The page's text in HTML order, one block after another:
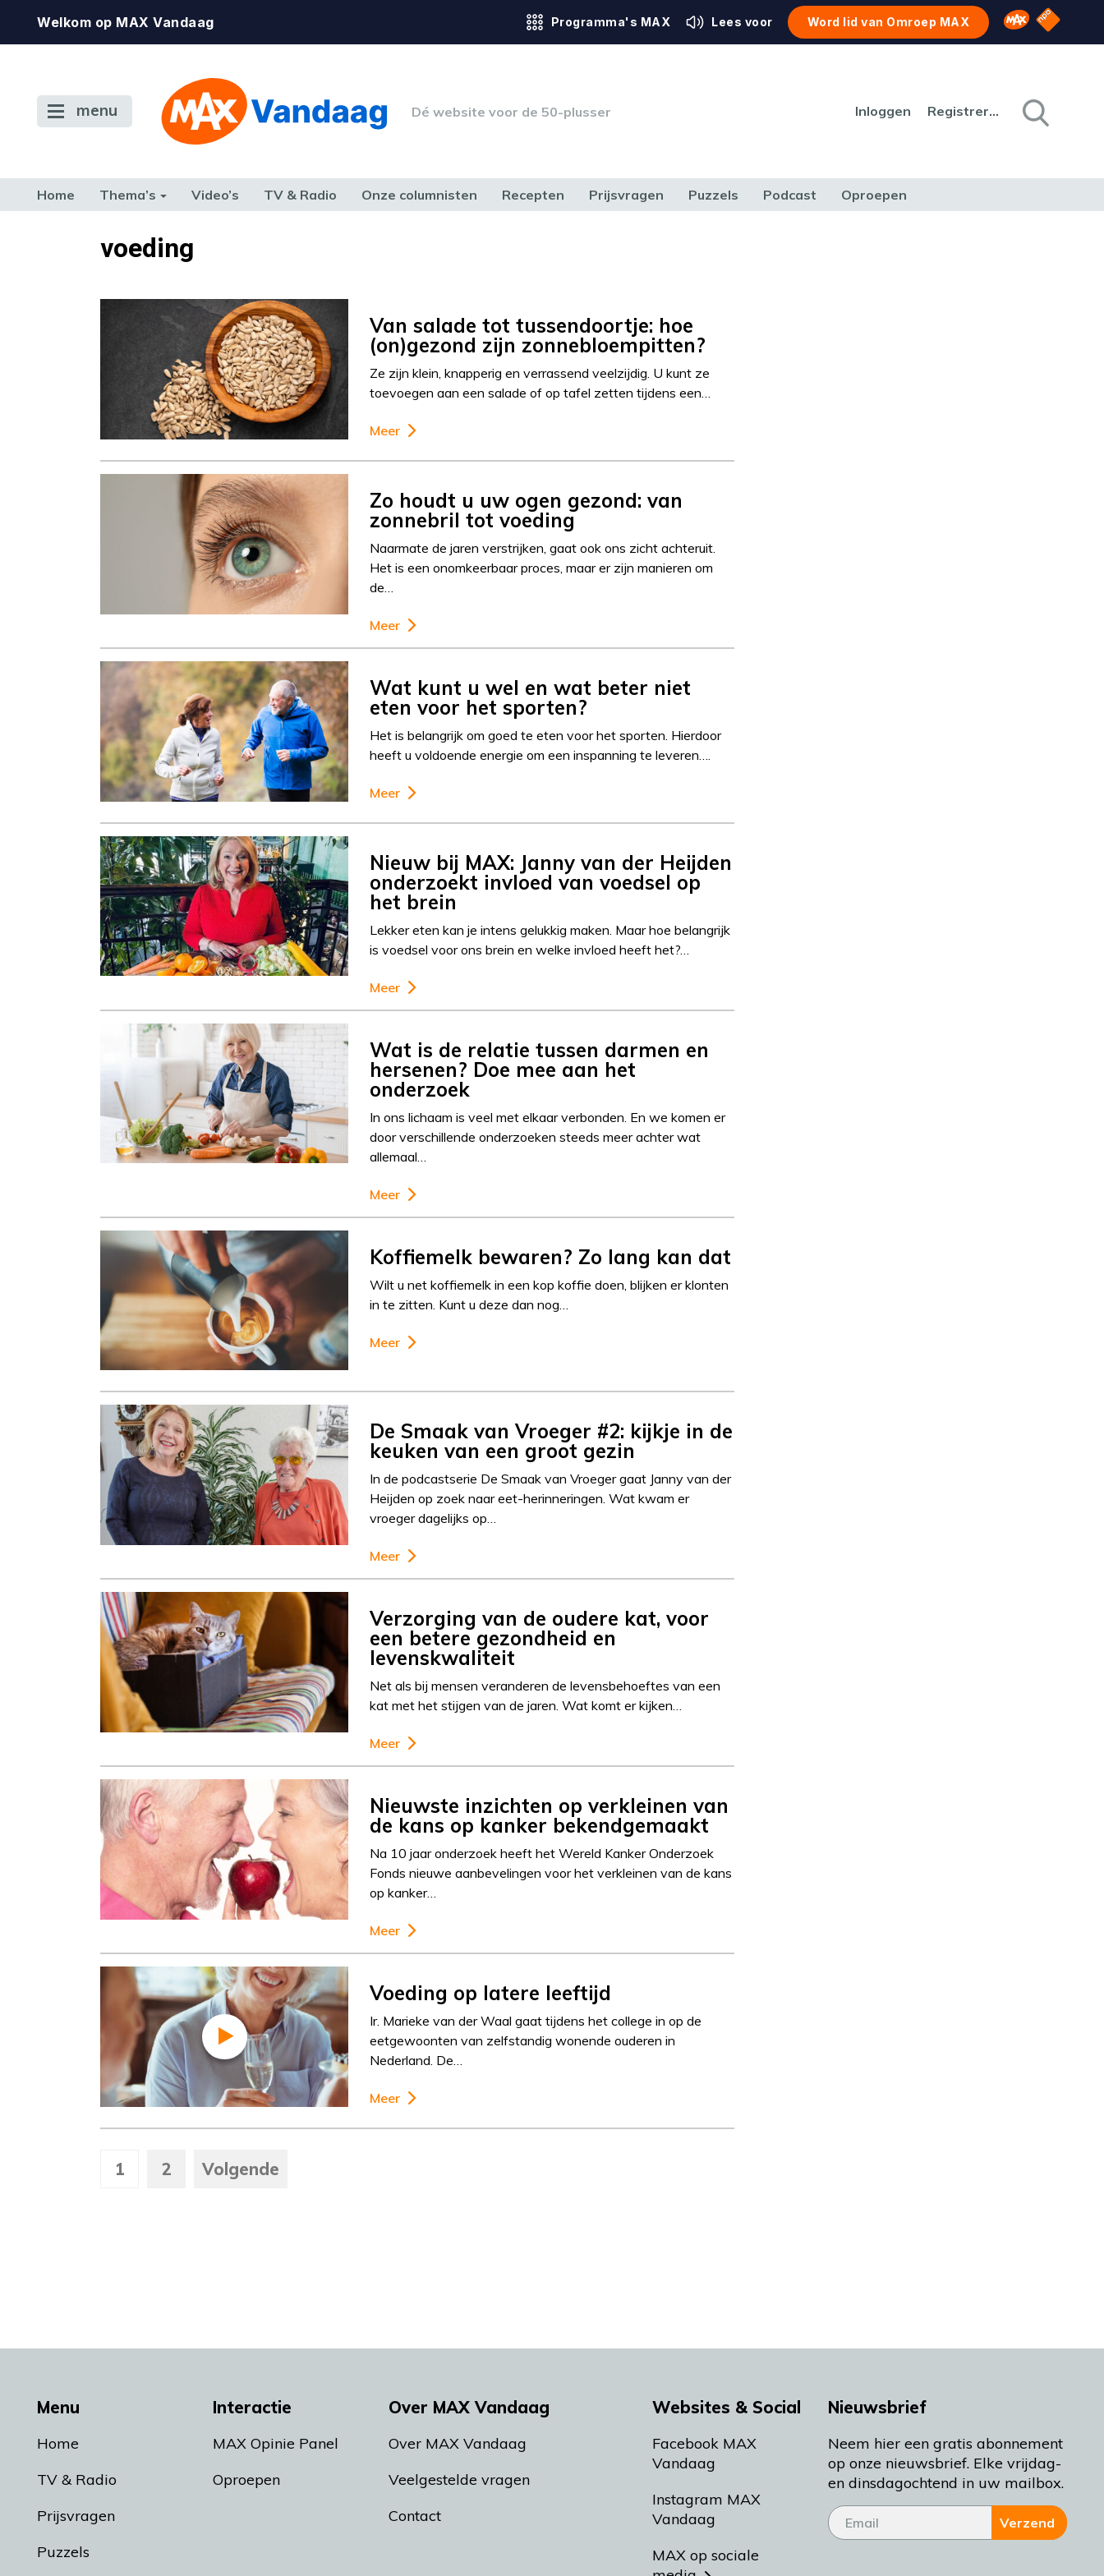
Welkom op MAX Vandaag Programma's MAX Lees voor Word lid van Omroep MAX Omroep MAX
NPO
menu Dé website voor de 50-plusser Inloggen Registreren
Home Thema’s Video’s TV & Radio Onze columnisten Recepten Prijsvragen Puzzels Podcast Oproepen
TERUG NAAR TOENvoeding
Van salade tot tussendoortje: hoe
(on)gezond zijn zonnebloempitten?
Ze zijn klein, knapperig en verrassend veelzijdig. U kunt ze
toevoegen aan een salade of op tafel zetten tijdens een…
Meer
Zo houdt u uw ogen gezond: van
zonnebril tot voeding
Naarmate de jaren verstrijken, gaat ook ons zicht achteruit.
Het is een onomkeerbaar proces, maar er zijn manieren om
de…
Meer
Wat kunt u wel en wat beter niet
eten voor het sporten?
Het is belangrijk om goed te eten voor het sporten. Hierdoor
heeft u voldoende energie om een inspanning te leveren….
Meer
Nieuw bij MAX: Janny van der Heijden
onderzoekt invloed van voedsel op
het brein
Lekker eten kan je intens gelukkig maken. Maar hoe belangrijk
is voedsel voor ons brein en welke invloed heeft het?…
Meer
Wat is de relatie tussen darmen en
hersenen? Doe mee aan het
onderzoek
In ons lichaam is veel met elkaar verbonden. En we komen er
door verschillende onderzoeken steeds meer achter wat
allemaal…
Meer
Koffiemelk bewaren? Zo lang kan dat
Wilt u net koffiemelk in een kop koffie doen, blijken er klonten
in te zitten. Kunt u deze dan nog…
Meer
De Smaak van Vroeger #2: kijkje in de
keuken van een groot gezin
In de podcastserie De Smaak van Vroeger gaat Janny van der
Heijden op zoek naar eet-herinneringen. Wat kwam er
vroeger dagelijks op…
Meer
Verzorging van de oudere kat, voor
een betere gezondheid en
levenskwaliteit
Net als bij mensen veranderen de levensbehoeftes van een
kat met het stijgen van de jaren. Wat komt er kijken…
Meer
Nieuwste inzichten op verkleinen van
de kans op kanker bekendgemaakt
Na 10 jaar onderzoek heeft het Wereld Kanker Onderzoek
Fonds nieuwe aanbevelingen voor het verkleinen van de kans
op kanker…
Meer
Voeding op latere leeftijd
Ir. Marieke van der Waal gaat tijdens het college in op de
eetgewoonten van zelfstandig wonende ouderen in
Nederland. De…
Meer
1 2 Volgende
Menu
Home
TV & Radio
Prijsvragen
Puzzels
Interactie
MAX Opinie Panel
Oproepen
Over MAX Vandaag
Over MAX Vandaag
Veelgestelde vragen
Contact
Websites & Social
Facebook MAX
Vandaag
Instagram MAX
Vandaag
MAX op sociale
Nieuwsbrief
Neem hier een gratis abonnement
op onze nieuwsbrief. Elke vrijdag-
en dinsdagochtend in uw mailbox.
Verzend